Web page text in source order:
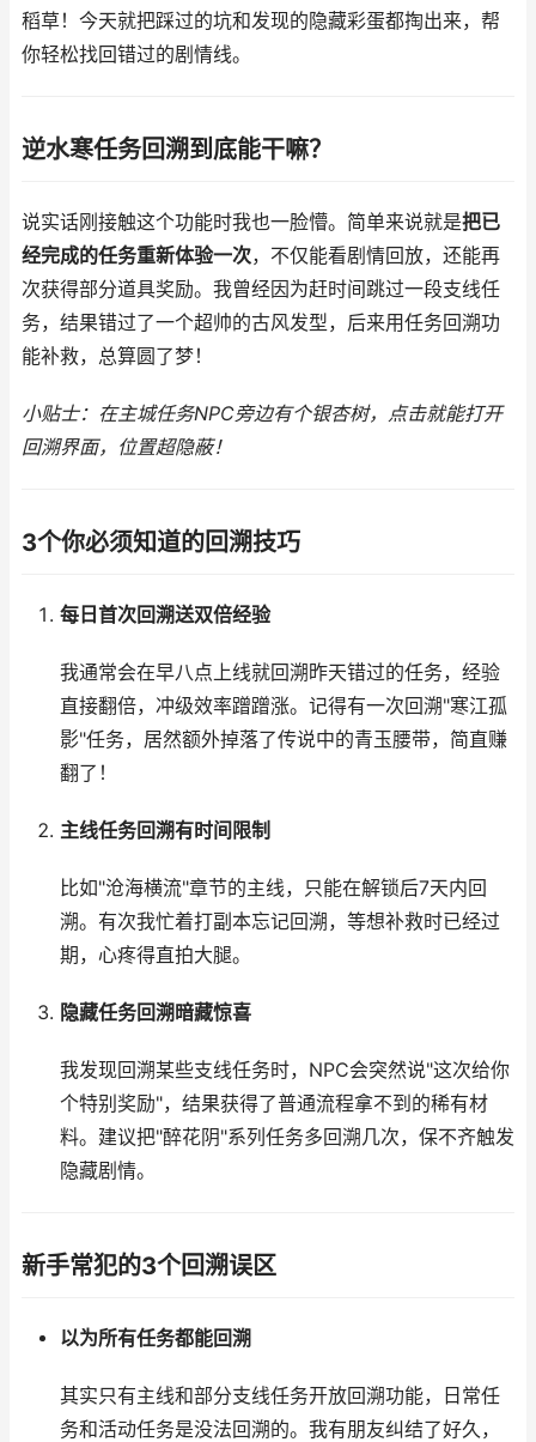
稻草！今天就把踩过的坑和发现的隐藏彩蛋都掏出来，帮
你轻松找回错过的剧情线。
逆水寒任务回溯到底能干嘛？
说实话刚接触这个功能时我也一脸懵。简单来说就是把已
经完成的任务重新体验一次，不仅能看剧情回放，还能再
次获得部分道具奖励。我曾经因为赶时间跳过一段支线任
务，结果错过了一个超帅的古风发型，后来用任务回溯功
能补救，总算圆了梦！
小贴士：在主城任务NPC旁边有个银杏树，点击就能打开
回溯界面，位置超隐蔽！
3个你必须知道的回溯技巧
每日首次回溯送双倍经验
我通常会在早八点上线就回溯昨天错过的任务，经验
直接翻倍，冲级效率蹭蹭涨。记得有一次回溯"寒江孤
影"任务，居然额外掉落了传说中的青玉腰带，简直赚
翻了！
主线任务回溯有时间限制
比如"沧海横流"章节的主线，只能在解锁后7天内回
溯。有次我忙着打副本忘记回溯，等想补救时已经过
期，心疼得直拍大腿。
隐藏任务回溯暗藏惊喜
我发现回溯某些支线任务时，NPC会突然说"这次给你
个特别奖励"，结果获得了普通流程拿不到的稀有材
料。建议把"醉花阴"系列任务多回溯几次，保不齐触发
隐藏剧情。
新手常犯的3个回溯误区
以为所有任务都能回溯
其实只有主线和部分支线任务开放回溯功能，日常任
务和活动任务是没法回溯的。我有朋友纠结了好久，